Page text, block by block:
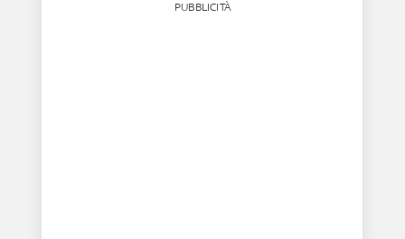
PUBBLICITÀ